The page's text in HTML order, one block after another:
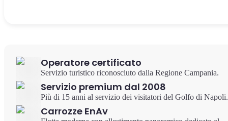
Operatore certificato
Servizio turistico riconosciuto dalla Regione Campania.
Servizio premium dal 2008
Più di 15 anni al servizio dei visitatori del Golfo di Napoli.
Carrozze EnAv